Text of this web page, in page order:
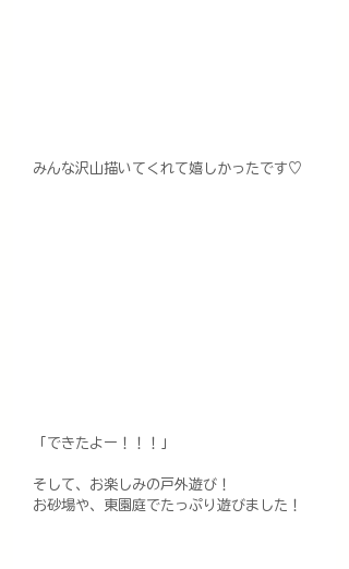
みんな沢山描いてくれて嬉しかったです♡
「できたよー！！！」
そして、お楽しみの戸外遊び！
お砂場や、東園庭でたっぷり遊びました！